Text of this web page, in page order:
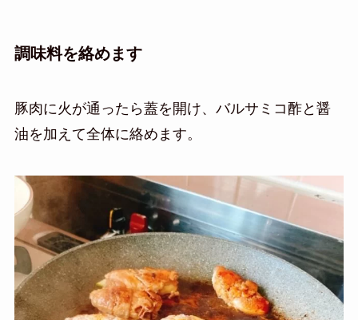
調味料を絡めます
豚肉に火が通ったら蓋を開け、バルサミコ酢と醤
油を加えて全体に絡めます。